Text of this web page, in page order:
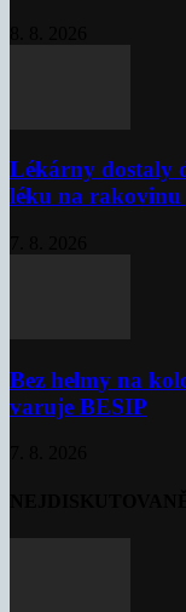
Lékárny dostaly
léku na rakovinu
Bez helmy na
varuje BESIP